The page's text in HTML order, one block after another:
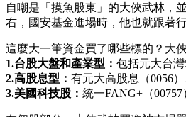
自嘲是「摸魚股東」的大俠武林，
右，國安基金進場時，他也就跟著
這麼大一筆資金買了哪些標的？大
1.台股大盤和產業型： 包括元大台灣
2.高股息型： 有元大高股息（0056
3.美國科技股： 統一FANG+（00757